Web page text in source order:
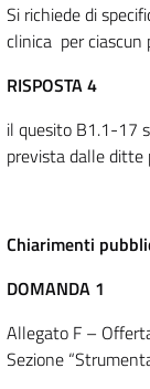
Si richiede di
clinica per ciascun
RISPOSTA 4
il quesito B1.1-17
prevista dalle ditte
Chiarimenti
DOMANDA 1
Allegato F –
Sezione